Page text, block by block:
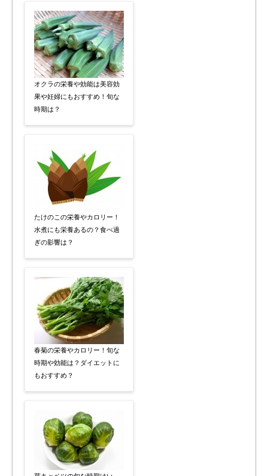
オクラの栄養や効能は美容効
果や妊婦にもおすすめ！旬な
時期は？
たけのこの栄養やカロリー！
水煮にも栄養あるの？食べ過
ぎの影響は？
春菊の栄養やカロリー！旬な
時期や効能は？ダイエットに
もおすすめ？